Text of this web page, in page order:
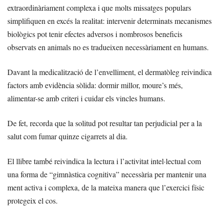
extraordinàriament complexa i que molts missatges populars
simplifiquen en excés la realitat: intervenir determinats mecanismes
biològics pot tenir efectes adversos i nombrosos beneficis
observats en animals no es tradueixen necessàriament en humans.
Davant la medicalització de l’envelliment, el dermatòleg reivindica
factors amb evidència sòlida: dormir millor, moure’s més,
alimentar-se amb criteri i cuidar els vincles humans.
De fet, recorda que la solitud pot resultar tan perjudicial per a la
salut com fumar quinze cigarrets al dia.
El llibre també reivindica la lectura i l’activitat intel·lectual com
una forma de “gimnàstica cognitiva” necessària per mantenir una
ment activa i complexa, de la mateixa manera que l’exercici físic
protegeix el cos.